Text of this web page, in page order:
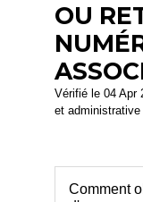
OU
Vérifié le 04 Apr
et
Comment